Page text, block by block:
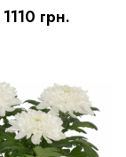
1110 грн.